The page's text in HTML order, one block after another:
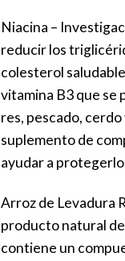
Niacina –
reducir los
colesterol
vitamina B3 que se
res, pescado,
suplemento de
ayudar a
Arroz de Levadura
producto natural
contiene un